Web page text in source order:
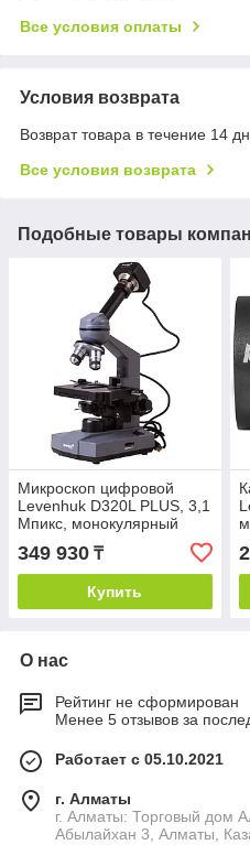
Все условия оплаты
Условия возврата
Возврат товара в течение 14
Все условия возврата
Подобные товары
Микроскоп цифровой
Levenhuk D320L PLUS, 3,1
Мпикс, монокулярный
349 930 ₸
Купить
О нас
Рейтинг не сформирован
Менее 5 отзывов за
Работает с 05.10.2021
г. Алматы
г. Алматы: Торговый дом
Абылайхан 3, Алматы,